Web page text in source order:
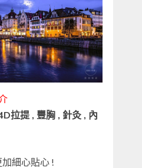
拉提 , 豐胸 , 針灸 , 內
細心貼心 !